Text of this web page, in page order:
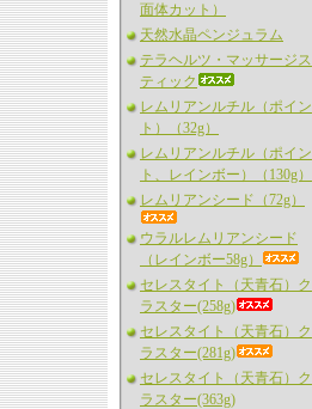
面体カット）
天然水晶ペンジュラム
テラヘルツ・マッサージス
ティック
レムリアンルチル（ポイン
ト）（32g）
レムリアンルチル（ポイン
ト、レインボー）（130g）
レムリアンシード（72g）
ウラルレムリアンシード
（レインボー58g）
セレスタイト（天青石）ク
ラスター(258g)
セレスタイト（天青石）ク
ラスター(281g)
セレスタイト（天青石）ク
ラスター(363g)